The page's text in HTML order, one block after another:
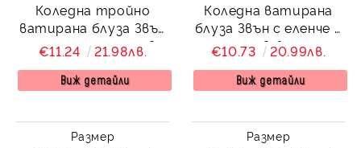
Коледна тройно
ватирана блуза Звън
с еленче с шалче в
черно
€11.24 21.98лв.
Виж детайли
Размер
Коледна ватирана
блуза Звън с еленче с
шал в бяло
€10.73 20.99лв.
Виж детайли
Размер